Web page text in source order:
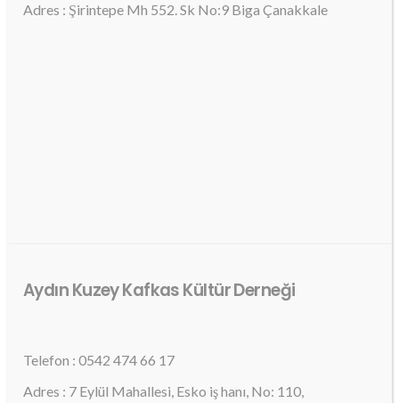
Adres : Şirintepe Mh 552. Sk No:9 Biga Çanakkale
Aydın Kuzey Kafkas Kültür Derneği
Telefon : 0542 474 66 17
Adres : 7 Eylül Mahallesi, Esko iş hanı, No: 110,